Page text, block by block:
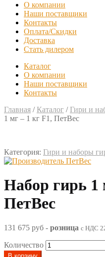
О компании
Наши поставщики
Контакты
Оплата/Скидки
Доставка
Стать дилером
Каталог
О компании
Наши поставщики
Контакты
Главная / Каталог / Гири и
1 мг – 1 кг F1, ПетВес
Категория: Гири и наборы
Набор гирь 1
ПетВес
131 675 руб - розница с НДС
Количество